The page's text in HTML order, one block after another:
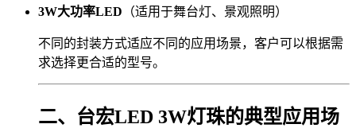
3W大功率LED （适用于舞台灯、景观照明）
不同的封装方式适应不同的应用场景，客户可以根据需
求选择更合适的型号。
二、台宏LED 3W灯珠的典型应用场